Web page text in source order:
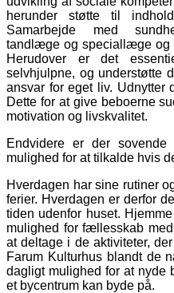
herunder støtte til
Samarbejde med
tandlæge og speciallæge og
Herudover er det
selvhjulpne, og understøtte
ansvar for eget liv. Udnytter
Dette for at give beboerne
motivation og livskvalitet.
Endvidere er der
mulighed for at tilkalde hvis
Hverdagen har sine rutiner
ferier. Hverdagen er derfor
tiden udenfor huset.
mulighed for fællesskab
at deltage i de aktiviteter,
Farum Kulturhus blandt de
dagligt mulighed for at nyde
et bycentrum kan byde på.